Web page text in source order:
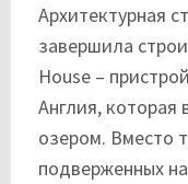
Архитектурная
завершила
House –
Англия, которая
озером. Вместо
подверженных